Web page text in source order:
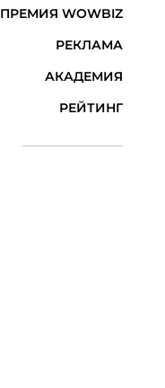
ПРЕМИЯ WOWBIZ
РЕКЛАМА
АКАДЕМИЯ
РЕЙТИНГ